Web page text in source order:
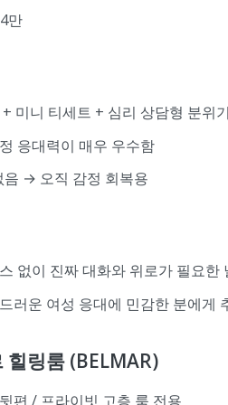
만
미니 티세트 + 심리 상담형 분위기
응대력이 매우 우수함
음 → 오직 감정 회복용
없이 진짜 대화와 위로가 필요한
러운 여성 응대에 민감한 분에게
링룸 (BELMAR)
편 / 프라이빗 고층 룸 전용